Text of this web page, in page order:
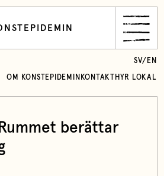
OM KONSTEPIDEMIN KONTAKT HYR LOKAL
SV/ EN
berättar